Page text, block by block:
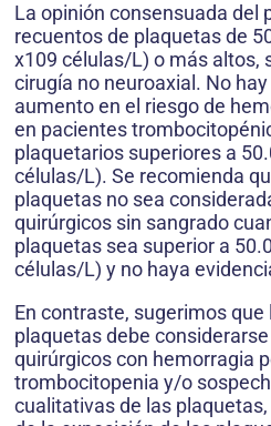
La opinión consensuada del
recuentos de plaquetas de
x109 células/L) o más altos,
cirugía no neuroaxial. No
aumento en el riesgo de
en pacientes
plaquetarios superiores a
células/L). Se recomienda
plaquetas no sea
quirúrgicos sin sangrado
plaquetas sea superior a
células/L) y no haya
En contraste, sugerimos
plaquetas debe
quirúrgicos con hemorragia
trombocitopenia y/o
cualitativas de las